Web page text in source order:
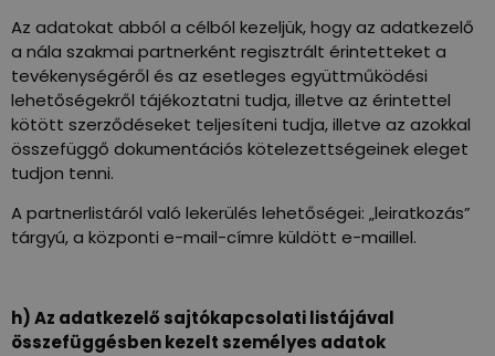
Az adatokat abból a célból kezeljük, hogy az adatkezelő
a nála szakmai partnerként regisztrált érintetteket a
tevékenységéről és az esetleges együttműködési
lehetőségekről tájékoztatni tudja, illetve az érintettel
kötött szerződéseket teljesíteni tudja, illetve az azokkal
összefüggő dokumentációs kötelezettségeinek eleget
tudjon tenni.
A partnerlistáról való lekerülés lehetőségei: „leiratkozás”
tárgyú, a központi e-mail-címre küldött e-maillel.
h) Az adatkezelő sajtókapcsolati listájával
összefüggésben kezelt személyes adatok